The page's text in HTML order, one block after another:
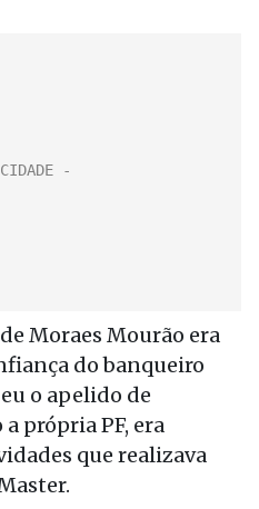
Moraes Mourão era
do banqueiro
o apelido de
própria PF, era
que realizava